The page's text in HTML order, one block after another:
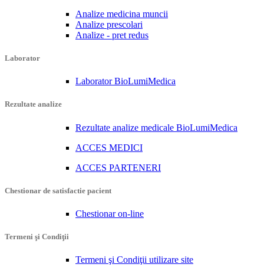
Analize medicina muncii
Analize prescolari
Analize - pret redus
Laborator
Laborator BioLumiMedica
Rezultate analize
Rezultate analize medicale BioLumiMedica
ACCES MEDICI
ACCES PARTENERI
Chestionar de satisfactie pacient
Chestionar on-line
Termeni şi Condiţii
Termeni şi Condiţii utilizare site